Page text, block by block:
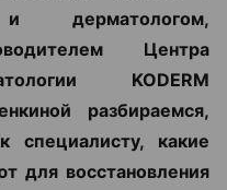
и дерматологом,
Центра
KODERM
разбираемся,
специалисту, какие
для восстановления